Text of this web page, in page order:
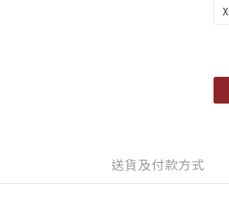
送貨及付款方式